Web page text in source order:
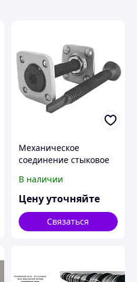
Механическое
соединение стыковое
конвейерной ленты
В наличии
Цену уточняйте
Связаться